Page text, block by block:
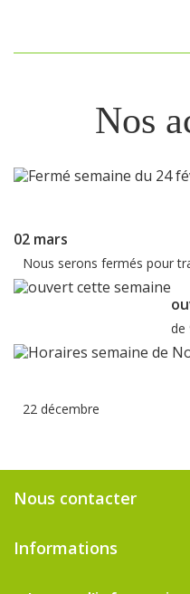
Nos
02 mars
Nous serons fermés pour
de
22 décembre
Nous contacter
Informations